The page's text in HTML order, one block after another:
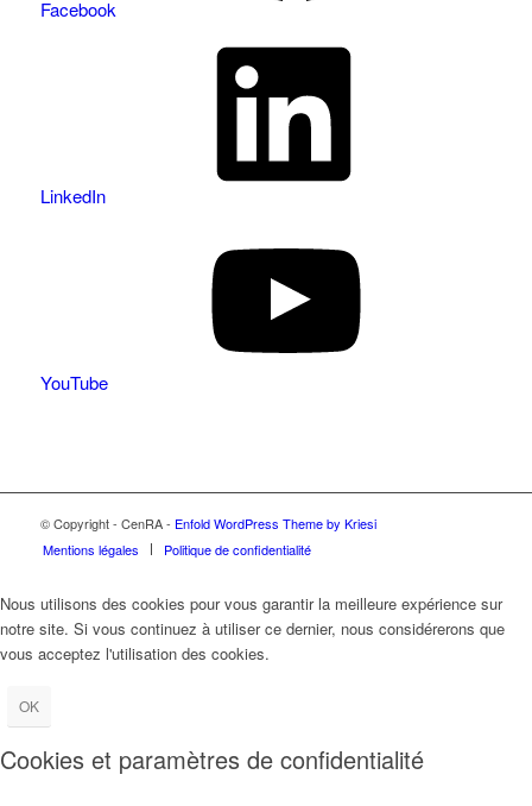
Facebook
LinkedIn
YouTube
© Copyright - CenRA - Enfold WordPress Theme by Kriesi
Mentions légales
Politique de confidentialité
Nous utilisons des cookies pour vous garantir la meilleure expérience sur
notre site. Si vous continuez à utiliser ce dernier, nous considérerons que
vous acceptez l'utilisation des cookies.
OK
Cookies et paramètres de confidentialité